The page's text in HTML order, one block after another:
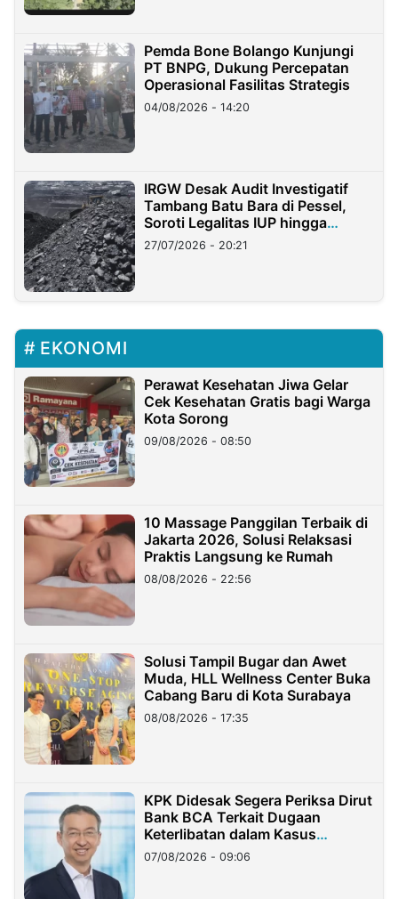
Pemda Bone Bolango Kunjungi
PT BNPG, Dukung Percepatan
Operasional Fasilitas Strategis
04/08/2026 - 14:20
IRGW Desak Audit Investigatif
Tambang Batu Bara di Pessel,
Soroti Legalitas IUP hingga
Stockpile
27/07/2026 - 20:21
EKONOMI
Perawat Kesehatan Jiwa Gelar
Cek Kesehatan Gratis bagi Warga
Kota Sorong
09/08/2026 - 08:50
10 Massage Panggilan Terbaik di
Jakarta 2026, Solusi Relaksasi
Praktis Langsung ke Rumah
08/08/2026 - 22:56
Solusi Tampil Bugar dan Awet
Muda, HLL Wellness Center Buka
Cabang Baru di Kota Surabaya
08/08/2026 - 17:35
KPK Didesak Segera Periksa Dirut
Bank BCA Terkait Dugaan
Keterlibatan dalam Kasus
Hilangnya Dana Nasabah Rp2,58
Miliar
07/08/2026 - 09:06